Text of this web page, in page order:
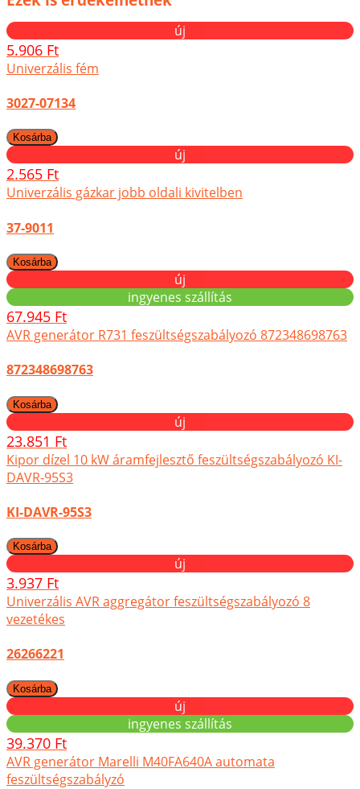
új
5.906 Ft
Univerzális fém
3027-07134
új
2.565 Ft
Univerzális gázkar jobb oldali kivitelben
37-9011
új
ingyenes szállítás
67.945 Ft
AVR generátor R731 feszültségszabályozó 872348698763
872348698763
új
23.851 Ft
Kipor dízel 10 kW áramfejlesztő feszültségszabályozó KI-
DAVR-95S3
KI-DAVR-95S3
új
3.937 Ft
Univerzális AVR aggregátor feszültségszabályozó 8
vezetékes
26266221
új
ingyenes szállítás
39.370 Ft
AVR generátor Marelli M40FA640A automata
feszültségszabályzó